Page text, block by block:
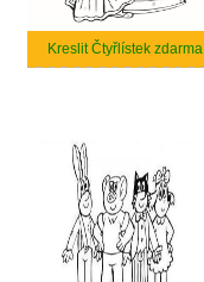
Kreslit Čtyřlístek zdarma